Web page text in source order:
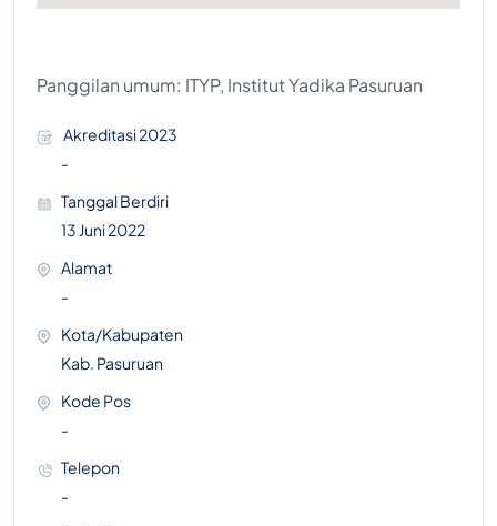
Panggilan umum: ITYP, Institut Yadika Pasuruan
Akreditasi 2023
-
Tanggal Berdiri
13 Juni 2022
Alamat
-
Kota/Kabupaten
Kab. Pasuruan
Kode Pos
-
Telepon
-